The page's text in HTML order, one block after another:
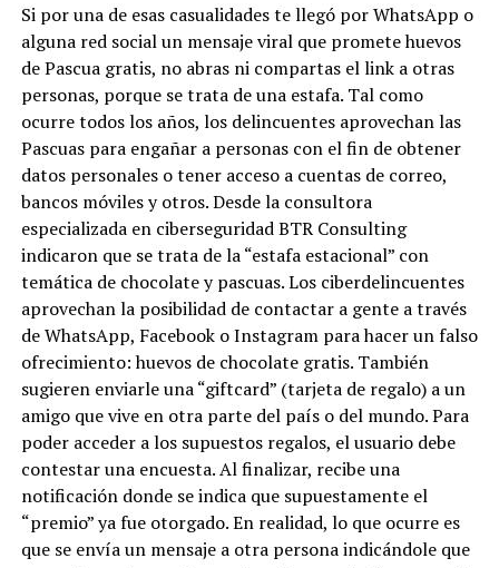
Si por una de esas casualidades te llegó por WhatsApp o
alguna red social un mensaje viral que promete huevos
de Pascua gratis, no abras ni compartas el link a otras
personas, porque se trata de una estafa. Tal como
ocurre todos los años, los delincuentes aprovechan las
Pascuas para engañar a personas con el fin de obtener
datos personales o tener acceso a cuentas de correo,
bancos móviles y otros. Desde la consultora
especializada en ciberseguridad BTR Consulting
indicaron que se trata de la “estafa estacional” con
temática de chocolate y pascuas. Los ciberdelincuentes
aprovechan la posibilidad de contactar a gente a través
de WhatsApp, Facebook o Instagram para hacer un falso
ofrecimiento: huevos de chocolate gratis. También
sugieren enviarle una “giftcard” (tarjeta de regalo) a un
amigo que vive en otra parte del país o del mundo. Para
poder acceder a los supuestos regalos, el usuario debe
contestar una encuesta. Al finalizar, recibe una
notificación donde se indica que supuestamente el
“premio” ya fue otorgado. En realidad, lo que ocurre es
que se envía un mensaje a otra persona indicándole que